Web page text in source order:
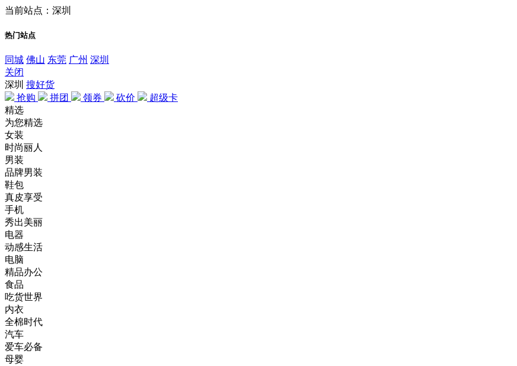
当前站点：深圳
热门站点
同城 佛山 东莞 广州 深圳
关闭
深圳 搜好货
抢购
拼团 领券 砍价
超级卡
精选
为您精选
女装
时尚丽人
男装
品牌男装
鞋包
真皮享受
手机
秀出美丽
电器
动感生活
电脑
精品办公
食品
吃货世界
内衣
全棉时代
汽车
爱车必备
母婴